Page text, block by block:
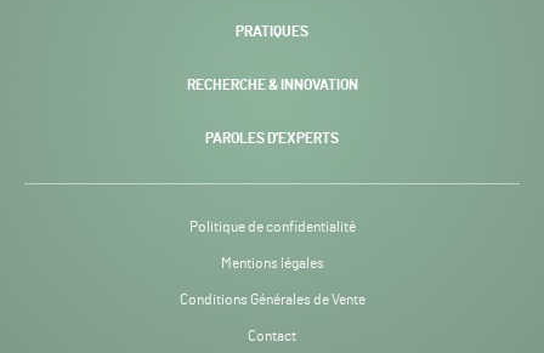
PRATIQUES
RECHERCHE & INNOVATION
PAROLES D’EXPERTS
Politique de confidentialité
Mentions légales
Conditions Générales de Vente
Contact